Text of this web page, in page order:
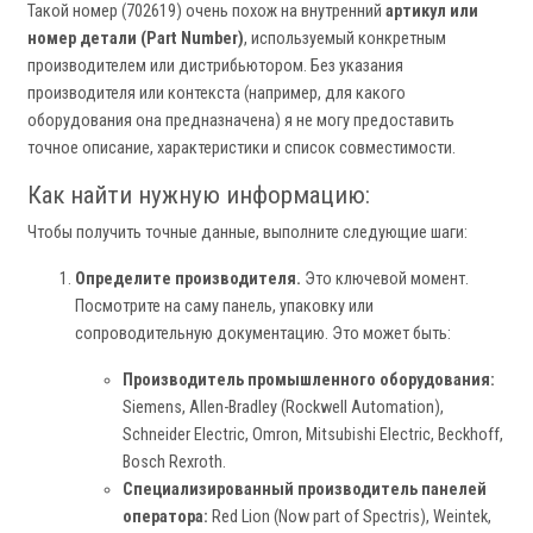
Такой номер (702619) очень похож на внутренний артикул или
номер детали (Part Number), используемый конкретным
производителем или дистрибьютором. Без указания
производителя или контекста (например, для какого
оборудования она предназначена) я не могу предоставить
точное описание, характеристики и список совместимости.
Как найти нужную информацию:
Чтобы получить точные данные, выполните следующие шаги:
Определите производителя. Это ключевой момент.
Посмотрите на саму панель, упаковку или
сопроводительную документацию. Это может быть:
Производитель промышленного оборудования:
Siemens, Allen-Bradley (Rockwell Automation),
Schneider Electric, Omron, Mitsubishi Electric, Beckhoff,
Bosch Rexroth.
Специализированный производитель панелей
оператора: Red Lion (Now part of Spectris), Weintek,